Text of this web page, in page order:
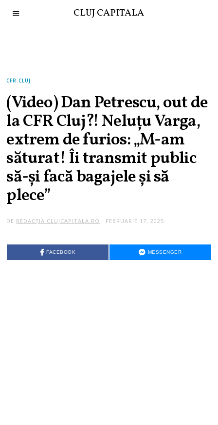
CLUJ CAPITALA
CFR CLUJ
(Video) Dan Petrescu, out de
la CFR Cluj?! Neluțu Varga,
extrem de furios: „M-am
săturat! Îi transmit public
să-și facă bagajele și să
plece”
DE REDACȚIA CLUJCAPITALA.RO FEBRUARIE 17, 2025
FACEBOOK MESSENGER